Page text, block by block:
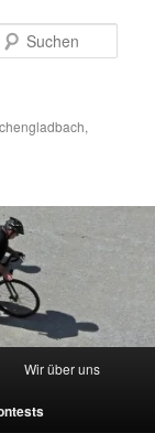
Wir über uns